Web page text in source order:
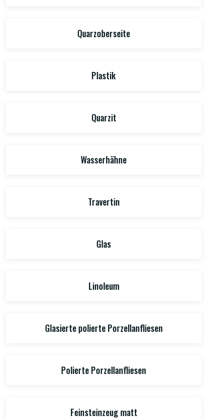
Quarzoberseite
Plastik
Quarzit
Wasserhähne
Travertin
Glas
Linoleum
Glasierte polierte Porzellanfliesen
Polierte Porzellanfliesen
Feinsteinzeug matt